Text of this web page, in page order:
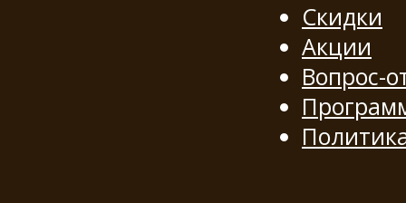
Скидки
Акции
Вопрос-